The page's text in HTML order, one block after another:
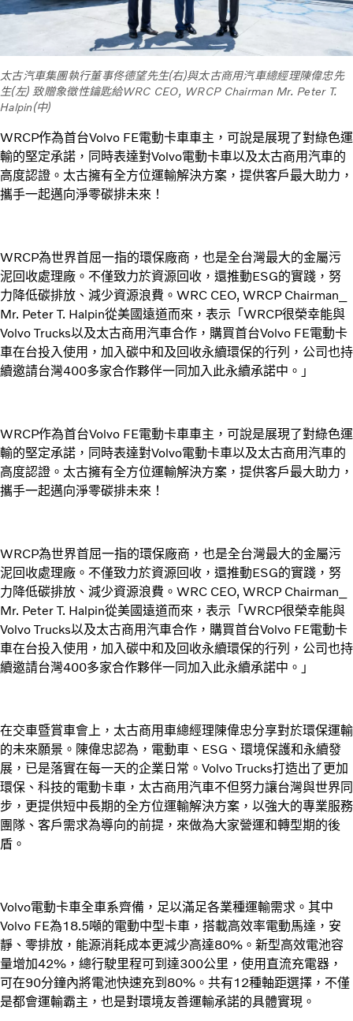
太古汽車集團執行董事佟德望先生(右)與太古商用汽車總經理陳偉忠先
生(左) 致贈象徵性鑰匙給WRC CEO, WRCP Chairman Mr. Peter T.
Halpin(中)
WRCP作為首台Volvo FE電動卡車車主，可說是展現了對綠色運
輸的堅定承諾，同時表達對Volvo電動卡車以及太古商用汽車的
高度認證。太古擁有全方位運輸解決方案，提供客戶最大助力，
攜手一起邁向淨零碳排未來！
WRCP為世界首屈一指的環保廠商，也是全台灣最大的金屬污
泥回收處理廠。不僅致力於資源回收，還推動ESG的實踐，努
力降低碳排放、減少資源浪費。WRC CEO, WRCP Chairman_
Mr. Peter T. Halpin從美國遠道而來，表示「WRCP很榮幸能與
Volvo Trucks以及太古商用汽車合作，購買首台Volvo FE電動卡
車在台投入使用，加入碳中和及回收永續環保的行列，公司也持
續邀請台灣400多家合作夥伴一同加入此永續承諾中。」
WRCP作為首台Volvo FE電動卡車車主，可說是展現了對綠色運
輸的堅定承諾，同時表達對Volvo電動卡車以及太古商用汽車的
高度認證。太古擁有全方位運輸解決方案，提供客戶最大助力，
攜手一起邁向淨零碳排未來！
WRCP為世界首屈一指的環保廠商，也是全台灣最大的金屬污
泥回收處理廠。不僅致力於資源回收，還推動ESG的實踐，努
力降低碳排放、減少資源浪費。WRC CEO, WRCP Chairman_
Mr. Peter T. Halpin從美國遠道而來，表示「WRCP很榮幸能與
Volvo Trucks以及太古商用汽車合作，購買首台Volvo FE電動卡
車在台投入使用，加入碳中和及回收永續環保的行列，公司也持
續邀請台灣400多家合作夥伴一同加入此永續承諾中。」
在交車暨賞車會上，太古商用車總經理陳偉忠分享對於環保運輸
的未來願景。陳偉忠認為，電動車、ESG、環境保護和永續發
展，已是落實在每一天的企業日常。Volvo Trucks打造出了更加
環保、科技的電動卡車，太古商用汽車不但努力讓台灣與世界同
步，更提供短中長期的全方位運輸解決方案，以強大的專業服務
團隊、客戶需求為導向的前提，來做為大家營運和轉型期的後
盾。
Volvo電動卡車全車系齊備，足以滿足各業種運輸需求。其中
Volvo FE為18.5噸的電動中型卡車，搭載高效率電動馬達，安
靜、零排放，能源消耗成本更減少高達80%。新型高效電池容
量增加42%，總行駛里程可到達300公里，使用直流充電器，
可在90分鐘內將電池快速充到80%。共有12種軸距選擇，不僅
是都會運輸霸主，也是對環境友善運輸承諾的具體實現。